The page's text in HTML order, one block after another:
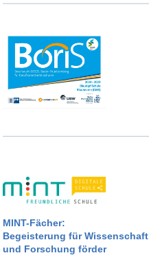
MINT-Fächer:
Begeisterung für Wissenschaft
und Forschung förder